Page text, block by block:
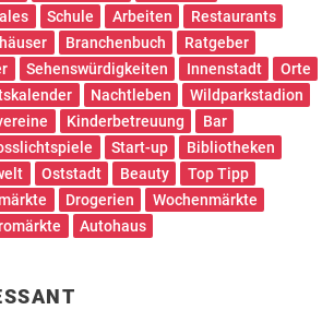
Schule Arbeiten
Restaurants
Branchenbuch
Ratgeber
Sehenswürdigkeiten Innenstadt
Orte
Nachtleben
Wildparkstadion
Kinderbetreuung
Bar
Start-up
Bibliotheken
Oststadt Beauty
Top Tipp
Drogerien
Wochenmärkte
Autohaus